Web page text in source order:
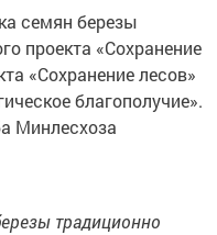
семян березы
проекта «Сохранение
«Сохранение лесов»
благополучие».
Минлесхоза
традиционно